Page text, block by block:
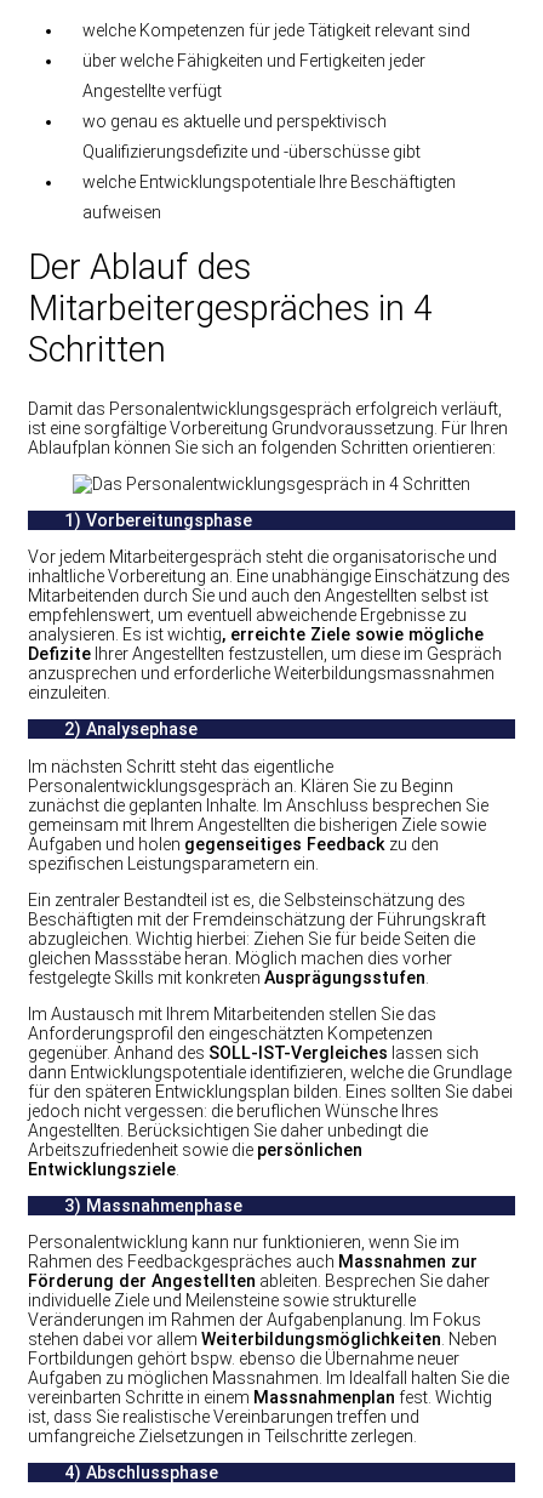
welche Kompetenzen für jede Tätigkeit relevant sind
über welche Fähigkeiten und Fertigkeiten jeder
Angestellte verfügt
wo genau es aktuelle und perspektivisch
Qualifizierungsdefizite und -überschüsse gibt
welche Entwicklungspotentiale Ihre Beschäftigten
aufweisen
Der Ablauf des
Mitarbeitergespräches in 4
Schritten
Damit das Personalentwicklungsgespräch erfolgreich verläuft,
ist eine sorgfältige Vorbereitung Grundvoraussetzung. Für Ihren
Ablaufplan können Sie sich an folgenden Schritten orientieren:
1) Vorbereitungsphase
Vor jedem Mitarbeitergespräch steht die organisatorische und
inhaltliche Vorbereitung an. Eine unabhängige Einschätzung des
Mitarbeitenden durch Sie und auch den Angestellten selbst ist
empfehlenswert, um eventuell abweichende Ergebnisse zu
analysieren. Es ist wichtig, erreichte Ziele sowie mögliche
Defizite Ihrer Angestellten festzustellen, um diese im Gespräch
anzusprechen und erforderliche Weiterbildungsmassnahmen
einzuleiten.
2) Analysephase
Im nächsten Schritt steht das eigentliche
Personalentwicklungsgespräch an. Klären Sie zu Beginn
zunächst die geplanten Inhalte. Im Anschluss besprechen Sie
gemeinsam mit Ihrem Angestellten die bisherigen Ziele sowie
Aufgaben und holen gegenseitiges Feedback zu den
spezifischen Leistungsparametern ein.
Ein zentraler Bestandteil ist es, die Selbsteinschätzung des
Beschäftigten mit der Fremdeinschätzung der Führungskraft
abzugleichen. Wichtig hierbei: Ziehen Sie für beide Seiten die
gleichen Massstäbe heran. Möglich machen dies vorher
festgelegte Skills mit konkreten Ausprägungsstufen
Im Austausch mit Ihrem Mitarbeitenden stellen Sie das
Anforderungsprofil den eingeschätzten Kompetenzen
gegenüber. Anhand des SOLL-IST-Vergleiches lassen sich
dann Entwicklungspotentiale identifizieren, welche die Grundlage
für den späteren Entwicklungsplan bilden. Eines sollten Sie dabei
jedoch nicht vergessen: die beruflichen Wünsche Ihres
Angestellten. Berücksichtigen Sie daher unbedingt die
Arbeitszufriedenheit sowie die persönlichen
Entwicklungsziele
3) Massnahmenphase
Personalentwicklung kann nur funktionieren, wenn Sie im
Rahmen des Feedbackgespräches auch Massnahmen zur
Förderung der Angestellten ableiten. Besprechen Sie daher
individuelle Ziele und Meilensteine sowie strukturelle
Veränderungen im Rahmen der Aufgabenplanung. Im Fokus
stehen dabei vor allem Weiterbildungsmöglichkeiten . Neben
Fortbildungen gehört bspw. ebenso die Übernahme neuer
Aufgaben zu möglichen Massnahmen. Im Idealfall halten Sie die
vereinbarten Schritte in einem Massnahmenplan fest. Wichtig
ist, dass Sie realistische Vereinbarungen treffen und
umfangreiche Zielsetzungen in Teilschritte zerlegen.
4) Abschlussphase